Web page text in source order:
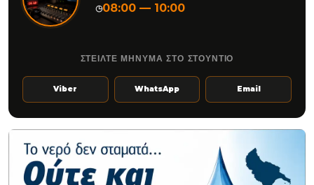
◷08:00 — 10:00
ΣΤΕΙΛΤΕ ΜΗΝΥΜΑ ΣΤΟ ΣΤΟΥΝΤΙΟ
Viber WhatsApp Email